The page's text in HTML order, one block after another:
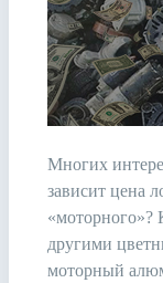
Многих
зависит цена
«моторного»?
другими
моторный